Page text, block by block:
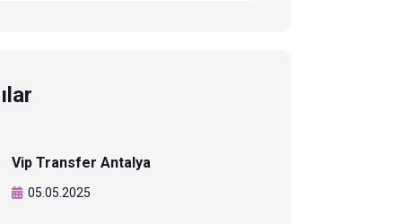
Vip Transfer Antalya
05.05.2025